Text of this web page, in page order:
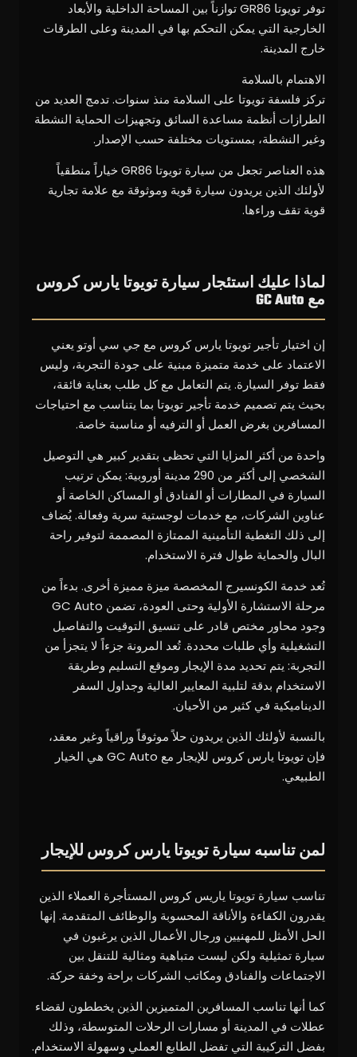
توفر تويوتا GR86 توازناً بين المساحة الداخلية والأبعاد
الخارجية التي يمكن التحكم بها في المدينة وعلى الطرقات
خارج المدينة.
الاهتمام بالسلامة
تركز فلسفة تويوتا على السلامة منذ سنوات. تدمج العديد من
الطرازات أنظمة مساعدة السائق وتجهيزات الحماية النشطة
وغير النشطة، بمستويات مختلفة حسب الإصدار.
هذه العناصر تجعل من سيارة تويوتا GR86 خياراً منطقياً
لأولئك الذين يريدون سيارة قوية وموثوقة مع علامة تجارية
قوية تقف وراءها.
لماذا عليك استئجار سيارة تويوتا يارس كروس
مع GC Auto
إن اختيار تأجير تويوتا يارس كروس مع جي سي أوتو يعني
الاعتماد على خدمة متميزة مبنية على جودة التجربة، وليس
فقط توفر السيارة. يتم التعامل مع كل طلب بعناية فائقة،
بحيث يتم تصميم خدمة تأجير تويوتا بما يتناسب مع احتياجات
المسافرين بغرض العمل أو الترفيه أو مناسبة خاصة.
واحدة من أكثر المزايا التي تحظى بتقدير كبير هي التوصيل
الشخصي إلى أكثر من 290 مدينة أوروبية: يمكن ترتيب
السيارة في المطارات أو الفنادق أو المساكن الخاصة أو
عناوين الشركات، مع خدمات لوجستية سرية وفعالة. يُضاف
إلى ذلك التغطية التأمينية الممتازة المصممة لتوفير راحة
البال والحماية طوال فترة الاستخدام.
تُعد خدمة الكونسيرج المخصصة ميزة مميزة أخرى. بدءاً من
مرحلة الاستشارة الأولية وحتى العودة، تضمن GC Auto
وجود محاور مختص قادر على تنسيق التوقيت والتفاصيل
التشغيلية وأي طلبات محددة. تُعد المرونة جزءاً لا يتجزأ من
التجربة: يتم تحديد مدة الإيجار وموقع التسليم وطريقة
الاستخدام بدقة لتلبية المعايير العالية وجداول السفر
الديناميكية في كثير من الأحيان.
بالنسبة لأولئك الذين يريدون حلاً موثوقاً وراقياً وغير معقد،
فإن تويوتا يارس كروس للإيجار مع GC Auto هي الخيار
الطبيعي.
لمن تناسبه سيارة تويوتا يارس كروس للإيجار
تناسب سيارة تويوتا ياريس كروس المستأجرة العملاء الذين
يقدرون الكفاءة والأناقة المحسوبة والوظائف المتقدمة. إنها
الحل الأمثل للمهنيين ورجال الأعمال الذين يرغبون في
سيارة تمثيلية ولكن ليست متباهية ومثالية للتنقل بين
الاجتماعات والفنادق ومكاتب الشركات براحة وخفة حركة.
كما أنها تناسب المسافرين المتميزين الذين يخططون لقضاء
عطلات في المدينة أو مسارات الرحلات المتوسطة، وذلك
بفضل التركيبة التي تفضل الطابع العملي وسهولة الاستخدام.